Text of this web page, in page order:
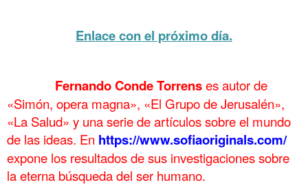
Enlace con el próximo día.
Fernando Conde Torrenses autor de
«Simón, opera magna», «El Grupo de Jerusalén»,
«La Salud» y una serie de artículos sobre el mundo
de las ideas. En https://www.sofiaoriginals.com/
expone los resultados de sus investigaciones sobre
la eterna búsqueda del ser humano.